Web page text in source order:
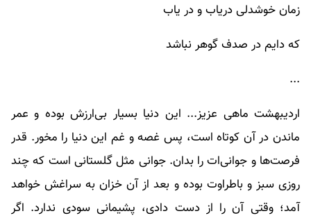
زمان خوشدلی دریاب و در یاب
که دایم در صدف گوهر نباشد
...
اردیبهشت ماهی عزیز... این دنیا بسیار بی‌ارزش بوده و عمر
ماندن در آن کوتاه است، پس غصه و غم این دنیا را مخور. قدر
فرصت‌ها و جوانی‌ات را بدان. جوانی مثل گلستانی است که چند
روزی سبز و باطراوت بوده و بعد از آن خزان به سراغش خواهد
آمد؛ وقتی آن را از دست دادی، پشیمانی سودی ندارد. اگر